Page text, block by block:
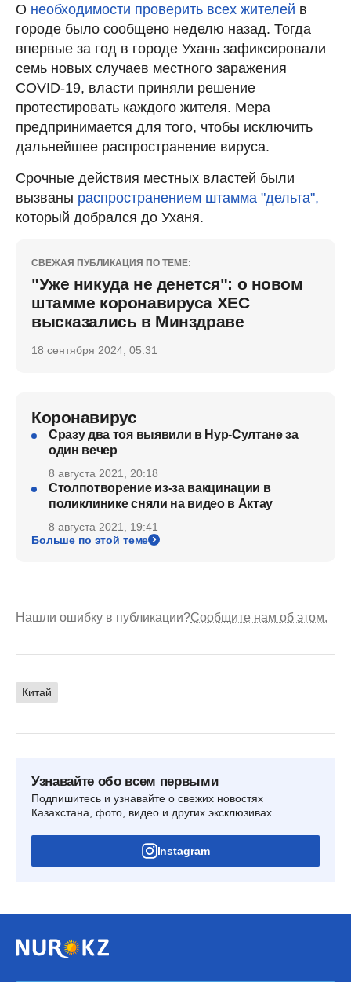
О необходимости проверить всех жителей в
городе было сообщено неделю назад. Тогда
впервые за год в городе Ухань зафиксировали
семь новых случаев местного заражения
COVID-19, власти приняли решение
протестировать каждого жителя. Мера
предпринимается для того, чтобы исключить
дальнейшее распространение вируса.
Срочные действия местных властей были
вызваны распространением штамма "дельта",
который добрался до Уханя.
СВЕЖАЯ ПУБЛИКАЦИЯ ПО ТЕМЕ:
"Уже никуда не денется": о новом
штамме коронавируса ХЕС
высказались в Минздраве
18 сентября 2024, 05:31
Коронавирус
Сразу два тоя выявили в Нур-Султане за
один вечер
8 августа 2021, 20:18
Столпотворение из-за вакцинации в
поликлинике сняли на видео в Актау
8 августа 2021, 19:41
Больше по этой теме
Нашли ошибку в публикации?Сообщите нам об этом.
Китай
Узнавайте обо всем первыми
Подпишитесь и узнавайте о свежих новостях
Казахстана, фото, видео и других эксклюзивах
Instagram